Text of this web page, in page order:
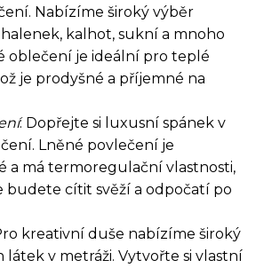
Nabízíme široký výběr
kalhot, sukní a mnoho
oblečení je ideální pro teplé
je prodyšné a příjemné na
: Dopřejte si luxusní spánek v
Lněné povlečení je
a má termoregulační vlastnosti,
budete cítit svěží a odpočatí po
kreativní duše nabízíme široký
v metráži. Vytvořte si vlastní